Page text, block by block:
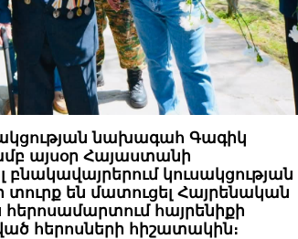
նախագահ Գագիկ
այսօր Հայաստանի
կուսակցության
տուրք են մատուցել Հայրենական
հայրենիքի
հերոսների հիշատակին։